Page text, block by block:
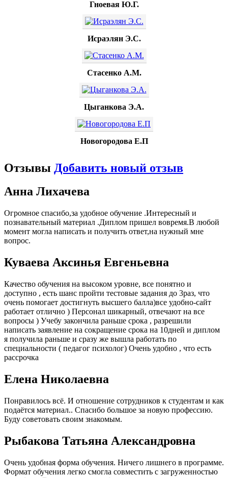
Гноевая Ю.Г.
Исраэлян Э.С.
Стасенко А.М.
Цыганкова Э.А.
Новогородова Е.П
Отзывы Добавить новый отзыв
Анна Лихачева
Огромное спасибо,за удобное обучение .Интересный и
познавательный материал .Диплом пришел вовремя.В любой
момент могла написать и получить ответ,на нужный мне
вопрос.
Куваева Аксинья Евгеньевна
Качество обучения на высоком уровне, все понятно и
доступно , есть шанс пройти тестовые задания до 3раз, что
очень помогает достигнуть высшего балла)все удобно-сайт
работает отлично ) Персонал шикарный, отвечают на все
вопросы ) Учебу закончила раньше срока , разрешили
написать заявление на сокращение срока на 10дней и диплом
я получила раньше и сразу же вышла работать по
специальности ( педагог психолог) Очень удобно , что есть
рассрочка
Елена Николаевна
Понравилось всё. И отношение сотрудников к студентам и как
подаётся материал.. Спасибо большое за новую профессию.
Буду советовать своим знакомым.
Рыбакова Татьяна Александровна
Очень удобная форма обучения. Ничего лишнего в программе.
Формат обучения легко смогла совместить с загруженностью